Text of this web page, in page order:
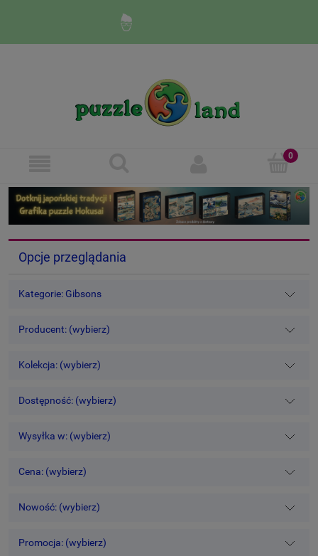
Opcje przeglądania
Kategorie: Gibsons
Producent: (wybierz)
Kolekcja: (wybierz)
Dostępność: (wybierz)
Wysyłka w: (wybierz)
Cena: (wybierz)
Nowość: (wybierz)
Promocja: (wybierz)